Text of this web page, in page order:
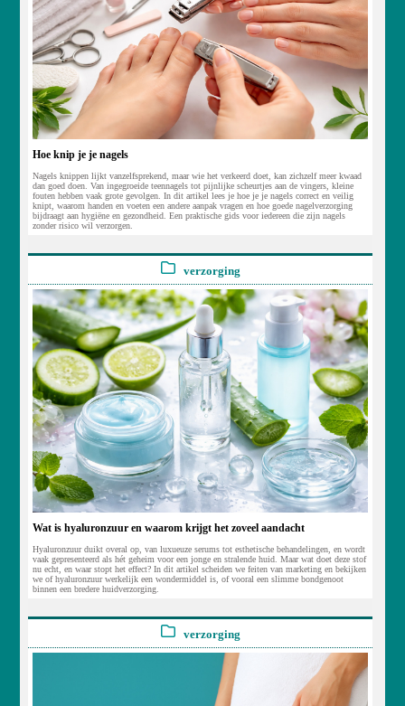
Hoe knip je je nagels
Nagels knippen lijkt vanzelfsprekend, maar wie het verkeerd doet, kan zichzelf meer kwaad
dan goed doen. Van ingegroeide teennagels tot pijnlijke scheurtjes aan de vingers, kleine
fouten hebben vaak grote gevolgen. In dit artikel lees je hoe je je nagels correct en veilig
knipt, waarom handen en voeten een andere aanpak vragen en hoe goede nagelverzorging
bijdraagt aan hygiëne en gezondheid. Een praktische gids voor iedereen die zijn nagels
zonder risico wil verzorgen.
verzorging
Wat is hyaluronzuur en waarom krijgt het zoveel aandacht
Hyaluronzuur duikt overal op, van luxueuze serums tot esthetische behandelingen, en wordt
vaak gepresenteerd als hét geheim voor een jonge en stralende huid. Maar wat doet deze stof
nu echt, en waar stopt het effect? In dit artikel scheiden we feiten van marketing en bekijken
we of hyaluronzuur werkelijk een wondermiddel is, of vooral een slimme bondgenoot
binnen een bredere huidverzorging.
verzorging